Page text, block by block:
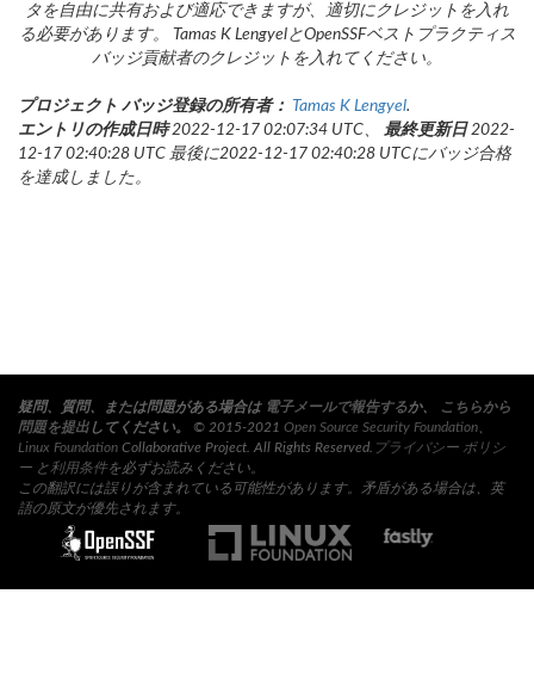
タを自由に共有および適応できますが、適切にクレジットを入れ
る必要があります。 Tamas K LengyelとOpenSSFベストプラクティス
バッジ貢献者のクレジットを入れてください。
プロジェクト バッジ登録の所有者： Tamas K Lengyel.
エントリの作成日時2022-12-17 02:07:34 UTC、 最終更新日2022-
12-17 02:40:28 UTC 最後に2022-12-17 02:40:28 UTCにバッジ合格
を達成しました。
疑問、質問、または問題がある場合は 電子メールで報告するか、
こちらから
問題を提出 してください。 © 2015-2021 Open Source Security Foundation
Linux Foundation Collaborative Project. All Rights Reserved. プライバシー ポリシ
ー と利用条件を必ずお読みください。
この翻訳には誤りが含まれている可能性があります。矛盾がある場合は、英
語の原文が優先されます。